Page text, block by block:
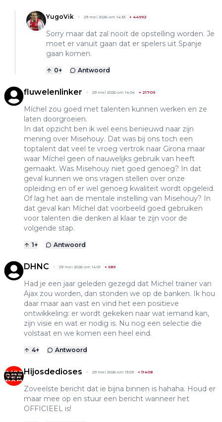
YugoVik 29 mei 2026 om 14:33 + 44992
Sorry maar dat zal nooit de opstelling worden. Je
moet er vanuit gaan dat er spelers uit Spanje
gaan komen.
0+ Antwoord
fluwelenlinker 29 mei 2026 om 14:04 + 21709
Míchel zou goed met talenten kunnen werken en ze
laten doorgroeien.
In dat opzicht ben ik wel eens benieuwd naar zijn
mening over Misehouy. Dat was bij ons toch een
toptalent dat veel te vroeg vertrok naar Girona maar
waar Míchel geen of nauwelijks gebruik van heeft
gemaakt. Was Misehouy niet goed genoeg? In dat
geval kunnen we ons vragen stellen over onze
opleiding en of er wel genoeg kwaliteit wordt opgeleid.
Of lag het aan de mentale instelling van Misehouy? In
dat geval kan Míchel dat voorbeeld goed gebruiken
voor talenten die denken al klaar te zijn voor de
volgende stap.
1+ Antwoord
DHNC 29 mei 2026 om 14:01 + 689
Had je een jaar geleden gezegd dat Michel trainer van
Ajax zou worden, dan stonden we op de banken. Ik hou
daar maar aan vast en vind het een positieve
ontwikkeling: er wordt gekeken naar wat iemand kan,
zijn visie en wat er nodig is. Nu nog een selectie die
volstaat en we komen een heel eind.
4+ Antwoord
Hijosdedioses 29 mei 2026 om 13:59 +11408
Zoveelste bericht dat ie bijna binnen is hahaha. Houd er
maar mee op en stuur een bericht wanneer het
OFFICIEEL is!